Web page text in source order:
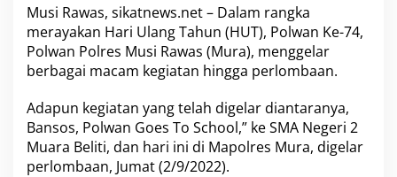
k
-
7
4
o
r
e
s
Musi Rawas, sikatnews.net – Dalam rangka
merayakan Hari Ulang Tahun (HUT), Polwan Ke-74,
Polwan Polres Musi Rawas (Mura), menggelar
berbagai macam kegiatan hingga perlombaan.
Adapun kegiatan yang telah digelar diantaranya,
Bansos, Polwan Goes To School,” ke SMA Negeri 2
Muara Beliti, dan hari ini di Mapolres Mura, digelar
perlombaan, Jumat (2/9/2022).